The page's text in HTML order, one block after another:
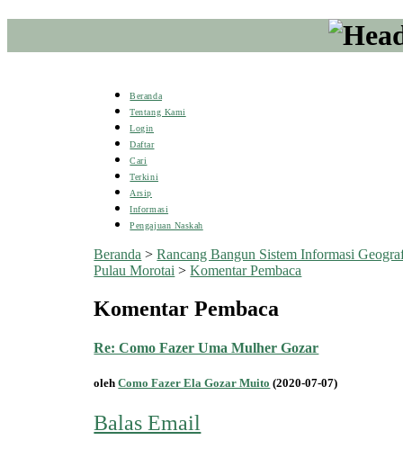
Beranda
Tentang Kami
Login
Daftar
Cari
Terkini
Arsip
Informasi
Pengajuan Naskah
Beranda >Rancang Bangun Sistem Informasi
Pulau Morotai >Komentar Pembaca
Komentar Pembaca
Re: Como Fazer Uma Mulher Gozar
olehComo Fazer Ela Gozar Muito (2020-07-07)
Balas Email